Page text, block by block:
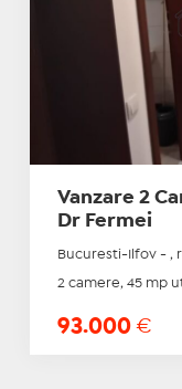
Vanzare 2
Dr Fermei
Bucuresti-Ilfov - ,
2 camere, 45 mp
93.000 €